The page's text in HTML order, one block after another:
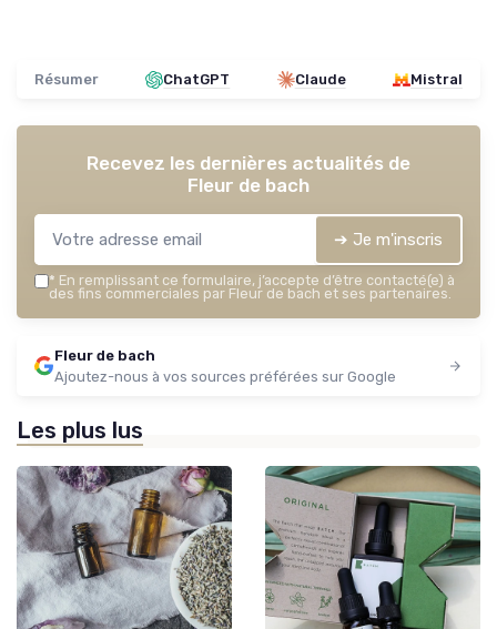
Résumer ChatGPT Claude Mistral
Recevez les dernières actualités de
Fleur de bach
➔ Je m'inscris
* En remplissant ce formulaire, j’accepte d’être contacté(e) à
des fins commerciales par Fleur de bach et ses partenaires.
Fleur de bach
Ajoutez-nous à vos sources préférées sur Google
Les plus lus